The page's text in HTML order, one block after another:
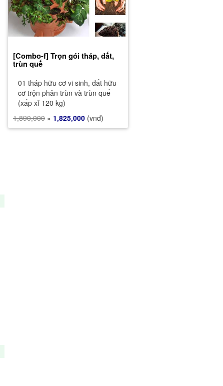
[Combo-f] Trọn gói tháp, đất,
trùn quế
01 tháp hữu cơ vi sinh, đất hữu
cơ trộn phân trùn và trùn quế
(xấp xỉ 120 kg)
1,890,000 » 1,825,000 (vnđ)